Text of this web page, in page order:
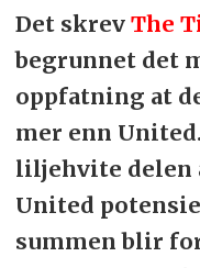
Det skrev The
begrunnet det
oppfatning at
mer enn
liljehvite delen
United
summen blir